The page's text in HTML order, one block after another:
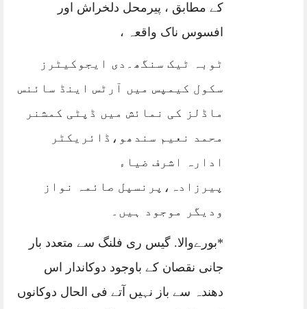
کے مطابق ، پیرمحل دلخراش اور
افسوس ناک واقعہ ،
ٹوبہ ٹیک سنگھ۔دی ایجوکیٹرز
سکول کیمپس میں آرٹس اینڈ سائنس
ماڈلز کی نمائش میں ڈپٹی کمشنر
محمد نعیم سندھو،ڈائریکٹر
ادارہ اشرف ضیاء
پیرزادہ،پرنسپل صائمہ نواز
ودیگر موجود ہیں۔
*بورےوالا. گیس ری فلنگ سے متعدد بار
جانی نقصان کے باوجود دوکاندار اس
دھندہ سے باز نہیں آتے فی الحال دوکانوں